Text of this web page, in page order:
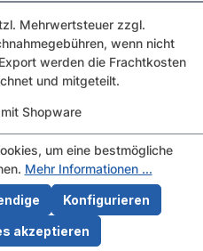
Mehrwertsteuer zzgl.
wenn nicht
werden die Frachtkosten
und mitgeteilt.
Shopware
um eine bestmögliche
Mehr Informationen ...
Konfigurieren
akzeptieren